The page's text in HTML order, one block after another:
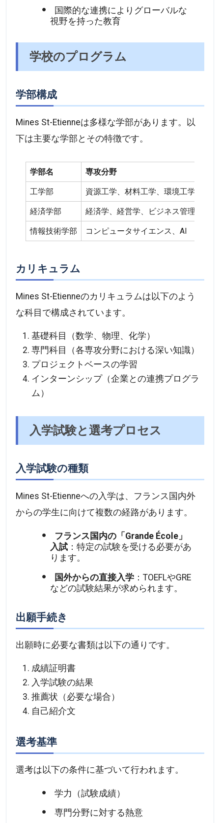
国際的な連携によりグローバルな
視野を持った教育
学校のプログラム
学部構成
Mines St-Etienneは多様な学部があります。以
下は主要な学部とその特徴です。
学部名 専攻分野
工学部 資源工学、材料工学、環境工学
経済学部 経済学、経営学、ビジネス管理
情報技術学部 コンピュータサイエンス、AI
カリキュラム
Mines St-Etienneのカリキュラムは以下のよう
な科目で構成されています。
基礎科目（数学、物理、化学）
専門科目（各専攻分野における深い知識）
プロジェクトベースの学習
インターンシップ（企業との連携プログラ
ム）
入学試験と選考プロセス
入学試験の種類
Mines St-Etienneへの入学は、フランス国内外
からの学生に向けて複数の経路があります。
フランス国内の「Grande École」
入試：特定の試験を受ける必要があ
ります。
国外からの直接入学：TOEFLやGRE
などの試験結果が求められます。
出願手続き
出願時に必要な書類は以下の通りです。
成績証明書
入学試験の結果
推薦状（必要な場合）
自己紹介文
選考基準
選考は以下の条件に基づいて行われます。
学力（試験成績）
専門分野に対する熱意